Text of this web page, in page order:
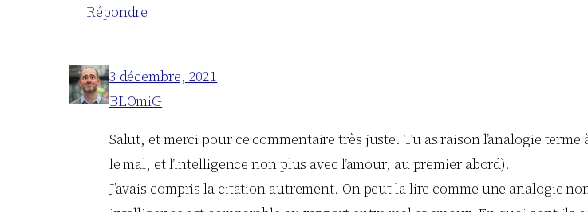
Répondre
3 décembre, 2021
BLOmiG
Salut, et merci pour ce commentaire très juste. Tu as raison l’analogie
le mal, et l’intelligence non plus avec l’amour, au premier abord).
J’avais compris la citation autrement. On peut la lire comme une analogie